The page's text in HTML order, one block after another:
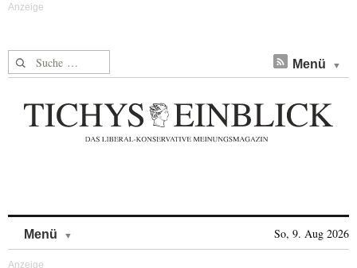
Suche nach: Menü
Menü So, 9. Aug 2026